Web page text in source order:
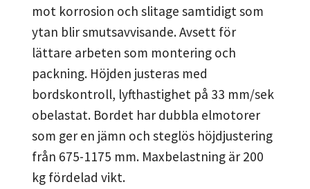
mot korrosion och slitage samtidigt som
ytan blir smutsavvisande. Avsett för
lättare arbeten som montering och
packning. Höjden justeras med
bordskontroll, lyfthastighet på 33 mm/sek
obelastat. Bordet har dubbla elmotorer
som ger en jämn och steglös höjdjustering
från 675-1175 mm. Maxbelastning är 200
kg fördelad vikt.